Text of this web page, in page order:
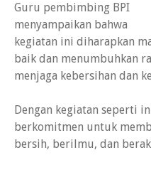
Guru pembimbing BPI
menyampaikan bahwa
kegiatan ini diharapkan
baik dan menumbuhkan
menjaga kebersihan dan
Dengan kegiatan seperti
berkomitmen untuk
bersih, berilmu, dan